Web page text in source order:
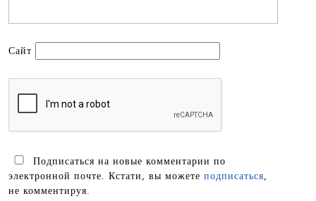
Сайт
Подписаться на новые комментарии по
электронной почте. Кстати, вы можете подписаться,
не комментируя.